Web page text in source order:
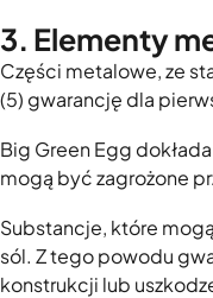
3. Elementy
Części metalowe, ze
(5) gwarancję dla
Big Green Egg
mogą być zagrożone
Substancje, które
sól. Z tego powodu
konstrukcji lub